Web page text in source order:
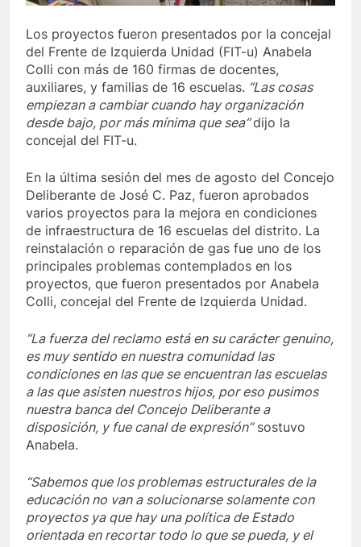
Los proyectos fueron presentados por la concejal
del Frente de Izquierda Unidad (FIT-u) Anabela
Colli con más de 160 firmas de docentes,
auxiliares, y familias de 16 escuelas. “Las cosas
empiezan a cambiar cuando hay organización
desde bajo, por más mínima que sea”dijo la
concejal del FIT-u.
En la última sesión del mes de agosto del Concejo
Deliberante de José C. Paz, fueron aprobados
varios proyectos para la mejora en condiciones
de infraestructura de 16 escuelas del distrito. La
reinstalación o reparación de gas fue uno de los
principales problemas contemplados en los
proyectos, que fueron presentados por Anabela
Colli, concejal del Frente de Izquierda Unidad.
“La fuerza del reclamo está en su carácter genuino,
es muy sentido en nuestra comunidad las
condiciones en las que se encuentran las escuelas
a las que asisten nuestros hijos, por eso pusimos
nuestra banca del Concejo Deliberante a
disposición, y fue canal de expresión”sostuvo
Anabela.
“Sabemos que los problemas estructurales de la
educación no van a solucionarse solamente con
proyectos ya que hay una política de Estado
orientada en recortar todo lo que se pueda, y el